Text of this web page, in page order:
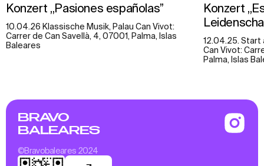
Konzert „Pasiones españolas”
10.04.26 Klassische Musik, Palau Can Vivot:
Carrer de Can Savellà, 4, 07001, Palma, Islas
Baleares
Konzert
12.04.25. Start
Can Vivot:
Palma, Islas
BRAVO
BALEARES
©Bravobaleares 2024